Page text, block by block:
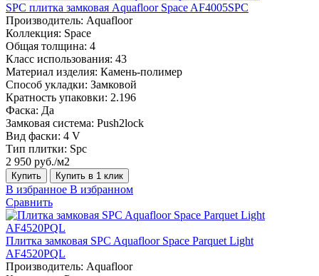
SPC плитка замковая Aquafloor Space AF4005SPC
Производитель: Aquafloor
Коллекция: Space
Общая толщина: 4
Класс использования: 43
Материал изделия: Камень-полимер
Способ укладки: Замковой
Кратность упаковки: 2.196
Фаска: Да
Замковая система: Push2lock
Вид фаски: 4 V
Тип плитки: Spc
2 950 руб./м2
Купить Купить в 1 клик
В избранное В избранном
Сравнить
Плитка замковая SPC Aquafloor Space Parquet Light
AF4520PQL
Производитель: Aquafloor